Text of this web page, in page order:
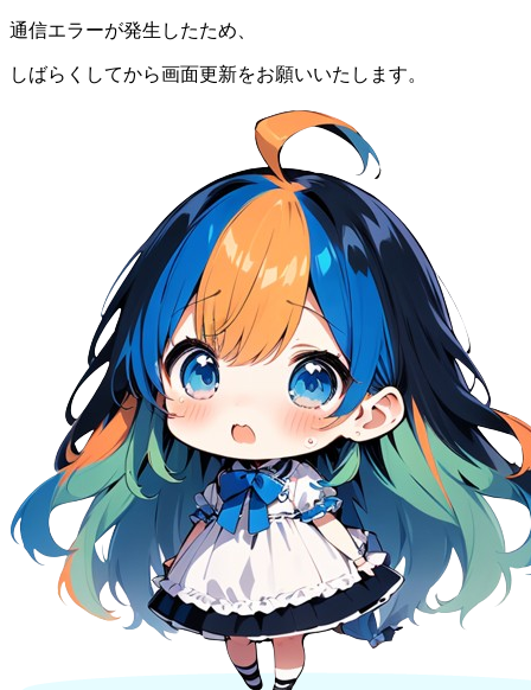
通信エラーが発生したため、
しばらくしてから画面更新をお願いいたします。